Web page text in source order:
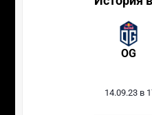
OG
14.09.23 в